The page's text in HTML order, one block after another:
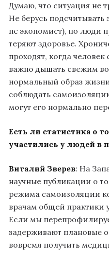
Думаю, что ситуация не
Не берусь подсчитывать
не экономист), но люди
теряют здоровье.
проходят, когда
важно дышать свежим
нормальный образ
соблюдать
могут его нормально
Есть ли статистика о
участились у людей в
Виталий Зверев: На
научные публикации о
режима самоизоляции
врачам общей практики
Если мы
задерживают плановые
вовремя получить